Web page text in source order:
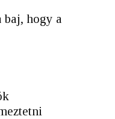
baj, hogy a